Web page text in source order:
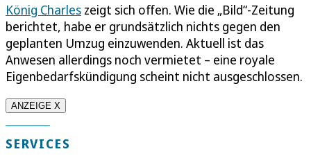
König Charles zeigt sich offen. Wie die „Bild“-Zeitung
berichtet, habe er grundsätzlich nichts gegen den
geplanten Umzug einzuwenden. Aktuell ist das
Anwesen allerdings noch vermietet – eine royale
Eigenbedarfskündigung scheint nicht ausgeschlossen.
ANZEIGE X
SERVICES